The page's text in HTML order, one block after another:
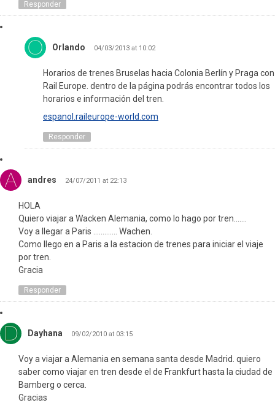
Responder
Orlando 04/03/2013 at 10:02
Horarios de trenes Bruselas hacia Colonia Berlín y Praga con
Rail Europe. dentro de la página podrás encontrar todos los
horarios e información del tren.
espanol.raileurope-world.com
Responder
andres 24/07/2011 at 22:13
HOLA
Quiero viajar a Wacken Alemania, como lo hago por tren…….
Voy a llegar a Paris …………. Wachen.
Como llego en a Paris a la estacion de trenes para iniciar el viaje
por tren.
Gracia
Responder
Dayhana 09/02/2010 at 03:15
Voy a viajar a Alemania en semana santa desde Madrid. quiero
saber como viajar en tren desde el de Frankfurt hasta la ciudad de
Bamberg o cerca.
Gracias